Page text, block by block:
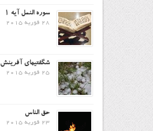
سوره النمل آیه ۱
28 فوریه 2015
شگفتیهای آفرینش
25 فوریه 2015
حق الناس
23 فوریه 2015